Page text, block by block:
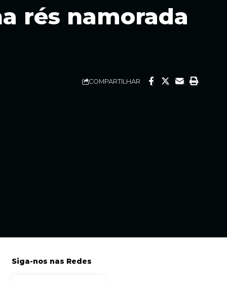
rés namorada
COMPARTILHAR
Siga-nos nas Redes